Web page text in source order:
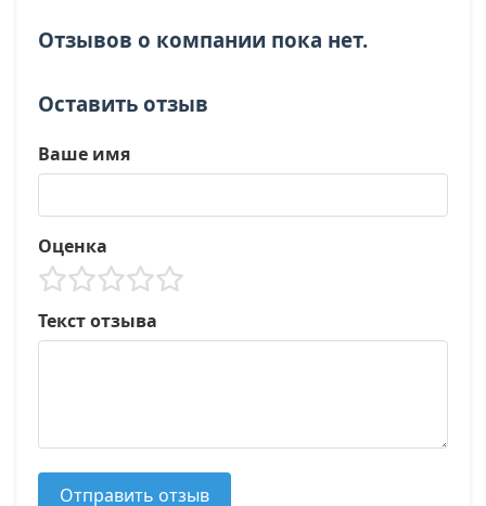
Отзывов о компании пока нет.
Оставить отзыв
Ваше имя
Оценка
Текст отзыва
Отправить отзыв